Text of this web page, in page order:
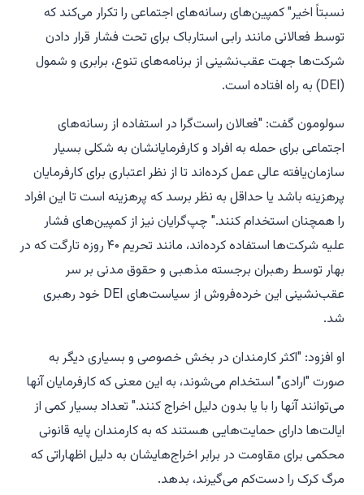
نسبتاً اخیر" کمپین‌های رسانه‌های اجتماعی را تکرار می‌کند که
توسط فعالانی مانند رابی استارباک برای تحت فشار قرار دادن
شرکت‌ها جهت عقب‌نشینی از برنامه‌های تنوع، برابری و شمول
(DEI) به راه افتاده است.
سولومون گفت: "فعالان راست‌گرا در استفاده از رسانه‌های
اجتماعی برای حمله به افراد و کارفرمایانشان به شکلی بسیار
سازمان‌یافته عالی عمل کرده‌اند تا از نظر اعتباری برای کارفرمایان
پرهزینه باشد یا حداقل به نظر برسد که پرهزینه است تا این افراد
را همچنان استخدام کنند." چپ‌گرایان نیز از کمپین‌های فشار
علیه شرکت‌ها استفاده کرده‌اند، مانند تحریم ۴۰ روزه تارگت که در
بهار توسط رهبران برجسته مذهبی و حقوق مدنی بر سر
عقب‌نشینی این خرده‌فروش از سیاست‌های DEI خود رهبری
شد.
او افزود: "اکثر کارمندان در بخش خصوصی و بسیاری دیگر به
صورت "ارادی" استخدام می‌شوند، به این معنی که کارفرمایان آنها
می‌توانند آنها را با یا بدون دلیل اخراج کنند." تعداد بسیار کمی از
ایالت‌ها دارای حمایت‌هایی هستند که به کارمندان پایه قانونی
محکمی برای مقاومت در برابر اخراج‌هایشان به دلیل اظهاراتی که
مرگ کرک را دست‌کم می‌گیرند، بدهد.